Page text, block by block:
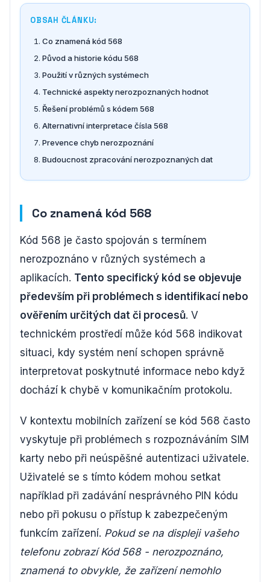
OBSAH ČLÁNKU:
Co znamená kód 568
Původ a historie kódu 568
Použití v různých systémech
Technické aspekty nerozpoznaných hodnot
Řešení problémů s kódem 568
Alternativní interpretace čísla 568
Prevence chyb nerozpoznání
Budoucnost zpracování nerozpoznaných dat
Co znamená kód 568
Kód 568 je často spojován s termínem
nerozpoznáno v různých systémech a
aplikacích. Tento specifický kód se objevuje
především při problémech s identifikací nebo
ověřením určitých dat či procesů. V
technickém prostředí může kód 568 indikovat
situaci, kdy systém není schopen správně
interpretovat poskytnuté informace nebo když
dochází k chybě v komunikačním protokolu.
V kontextu mobilních zařízení se kód 568 často
vyskytuje při problémech s rozpoznáváním SIM
karty nebo při neúspěšné autentizaci uživatele.
Uživatelé se s tímto kódem mohou setkat
například při zadávání nesprávného PIN kódu
nebo při pokusu o přístup k zabezpečeným
funkcím zařízení. Pokud se na displeji vašeho
telefonu zobrazí Kód 568 - nerozpoznáno,
znamená to obvykle, že zařízení nemohlo